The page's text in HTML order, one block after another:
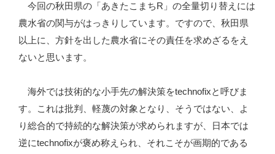
今回の秋田県の「あきたこまちR」の全量切り替えには
農水省の関与がはっきりしています。ですので、秋田県
以上に、方針を出した農水省にその責任を求めざるをえ
ないと思います。
海外では技術的な小手先の解決策をtechnofixと呼びま
す。これは批判、軽蔑の対象となり、そうではない、よ
り総合的で持続的な解決策が求められますが、日本では
逆にtechnofixが褒め称えられ、それこそが画期的である